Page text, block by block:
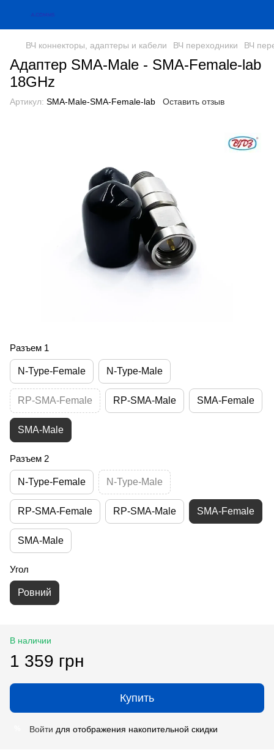
ВЧ коннекторы, адаптеры и кабели ВЧ переходники ВЧ
Адаптер SMA-Male - SMA-Female-lab
18GHz
Артикул: SMA-Male-SMA-Female-lab Оставить отзыв
Разъем 1
N-Type-Female N-Type-Male
RP-SMA-Female RP-SMA-Male SMA-Female
SMA-Male
Разъем 2
N-Type-Female N-Type-Male
RP-SMA-Female RP-SMA-Male SMA-Female
SMA-Male
Угол
Ровний
В наличии
1 359 грн
Купить
Войти для отображения накопительной скидки